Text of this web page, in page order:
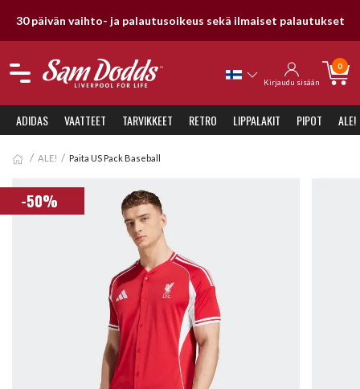
vaihto- ja palautusoikeus sekä ilmaiset palautukset
Kirjaudu sisään
0
ADIDAS VAATTEET TARVIKKEET RETRO LIPPALAKIT PIPOT ALE!
ALE! Paita US Pack Baseball
-50%